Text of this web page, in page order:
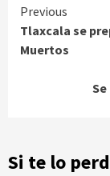
Continue
Reading
Previous
Tlaxcala se
Muertos
Si te lo